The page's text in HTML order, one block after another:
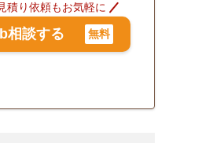
積り依頼もお気軽に
相談する 無料